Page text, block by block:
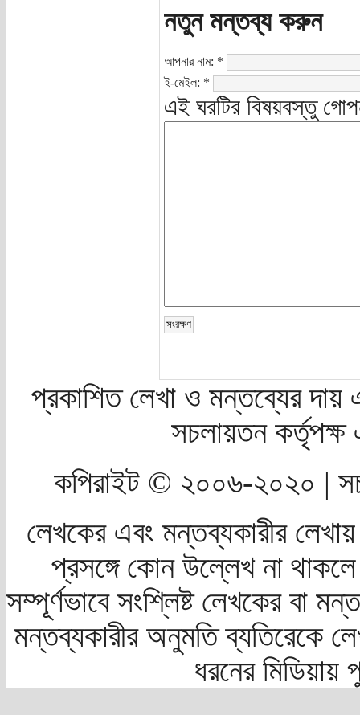
নতুন মন্তব্য করুন
আপনার নাম: *
ই-মেইল: *
এই ঘরটির বিষয়বস্তু
প্রকাশিত লেখা ও মন্তব্যের দায়
সচলায়তন
কপিরাইট © ২০০৬-২০২০ |
লেখকের এবং মন্তব্যকারীর
প্রসঙ্গে কোন উল্লেখ না
সম্পূর্ণভাবে সংশ্লিষ্ট লেখকের বা
মন্তব্যকারীর অনুমতি ব্যতিরেকে
ধরনের মিডিয়ায়